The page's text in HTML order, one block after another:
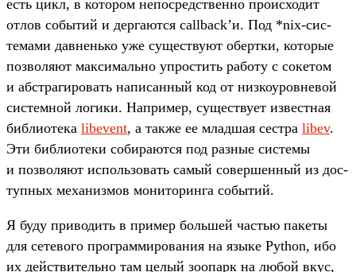
есть цикл, в котором непос­редс­твен­но про­исхо­дит
отлов событий и дер­гают­ся callback’и. Под *nix-сис­
темами дав­нень­ко уже сущес­тву­ют обер­тки, которые
поз­воля­ют мак­сималь­но упростить работу с сокетом
и абс­тра­гиро­вать написан­ный код от низ­коуров­невой
сис­темной логики. Нап­ример, сущес­тву­ет извес­тная
биб­лиоте­ка libevent, а так­же ее млад­шая сес­тра libev.
Эти биб­лиоте­ки собира­ются под раз­ные сис­темы
и поз­воля­ют исполь­зовать самый совер­шенный из дос­
тупных механиз­мов монито­рин­га событий.
Я буду при­водить в при­мер боль­шей частью пакеты
для сетево­го прог­рамми­рова­ния на язы­ке Python, ибо
их дей­стви­тель­но там целый зоопарк на любой вкус,